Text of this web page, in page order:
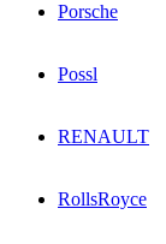
Porsche
Possl
RENAULT
RollsRoyce